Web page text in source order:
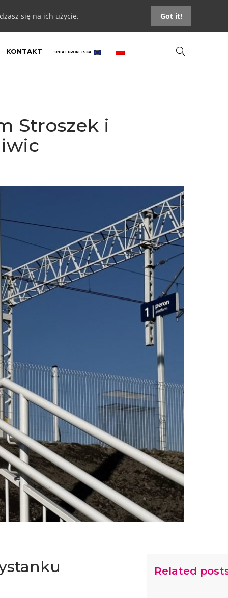
się na ich użycie. Got it!
KONTAKT UNIA EUROPEJSKA
Stroszek i
Related